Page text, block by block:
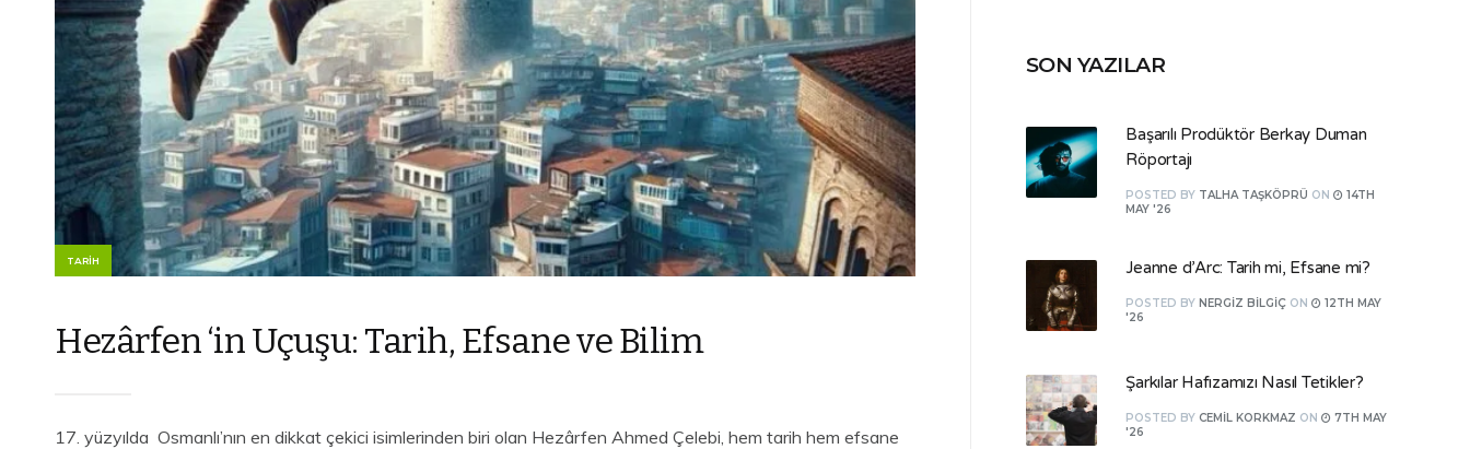
TARIH
Hezârfen ‘in Uçuşu: Tarih, Efsane ve Bilim
17. yüzyılda Osmanlı’nın en dikkat çekici isimlerinden biri olan Hezârfen Ahmed Çelebi, hem tarih hem efsane
SON YAZILAR
Başarılı Prodüktör Berkay Duman
Röportajı
POSTED BY TALHA TAŞKÖPRÜ ON
14TH
MAY '26
Jeanne d’Arc: Tarih mi, Efsane mi?
POSTED BY NERGIZ BILGIÇ ON
12TH MAY
'26
Şarkılar Hafızamızı Nasıl Tetikler?
POSTED BY CEMIL KORKMAZ ON
7TH MAY
'26